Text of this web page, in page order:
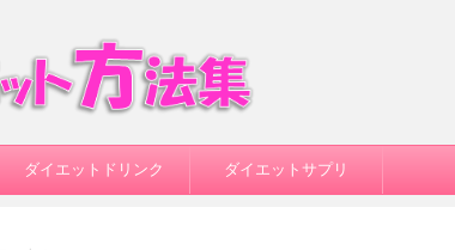
ダイエットドリンク ダイエットサプリ